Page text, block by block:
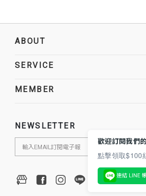
ABOUT
SERVICE
MEMBER
NEWSLETTER
歡迎訂閱我們
點擊領取$100
連結 LINE